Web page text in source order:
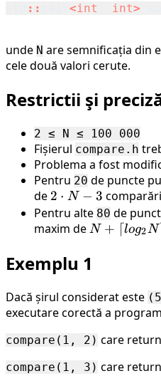
:: <int int>
unde N are semnificația din
cele două valori cerute.
Restrictii şi
2 ≤ N ≤ 100 000
Fișierul compare.h
Problema a fost
Pentru 20 de puncte
de 2
\cdot
N-3
2 ⋅ N − 3 comparări
Pentru alte 80 de
maxim deN+
N + ⌈log2 N
Exemplu 1
Dacă șirul considerat este
executare corectă a
compare(1, 2) care
compare(1, 3) care